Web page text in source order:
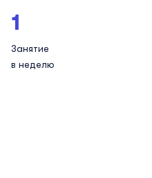
1
Занятие
в неделю